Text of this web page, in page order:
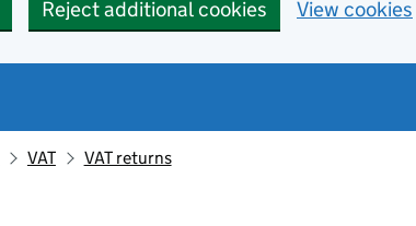
Reject additional cookies View cookies
VAT VAT returns